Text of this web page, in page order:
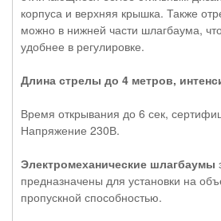
корпуса и верхняя крышка. Также
можно в нижней части шлагбаума,
удобнее в регулировке.
Длина стрелы до 4 метров,
Время открывания до 6 сек,
Напряжение 230В.
Электромеханические шлагбаумы
предназначены для установки на
пропускной способностью.